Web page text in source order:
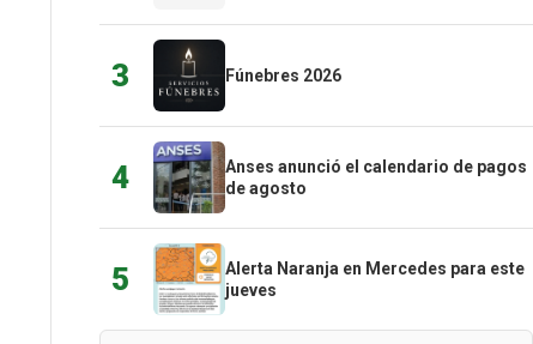
3 Fúnebres 2026
4
Anses anunció el calendario de pagos
de agosto
5
Alerta Naranja en Mercedes para este
jueves